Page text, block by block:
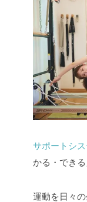
サポートシス
かる・できる
運動を日々